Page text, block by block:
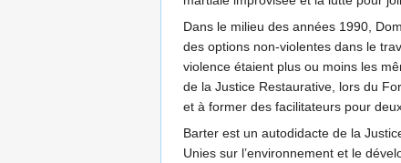
Dans le milieu des années 1990,
des options non-violentes dans le
violence étaient plus ou moins les
de la Justice Restaurative, lors du
et à former des facilitateurs pour
Barter est un autodidacte de la
Unies sur l’environnement et le